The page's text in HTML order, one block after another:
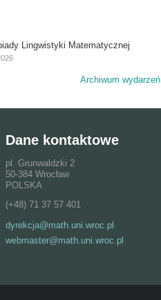
Lingwistyki Matematycznej
Archiwum wydarzeń
Dane kontaktowe
pl. Grunwaldzki 2
50-384 Wrocław
POLSKA
(+48) 71 37 57 401
dyrekcja@math.uni.wroc.pl
webmaster@math.uni.wroc.pl